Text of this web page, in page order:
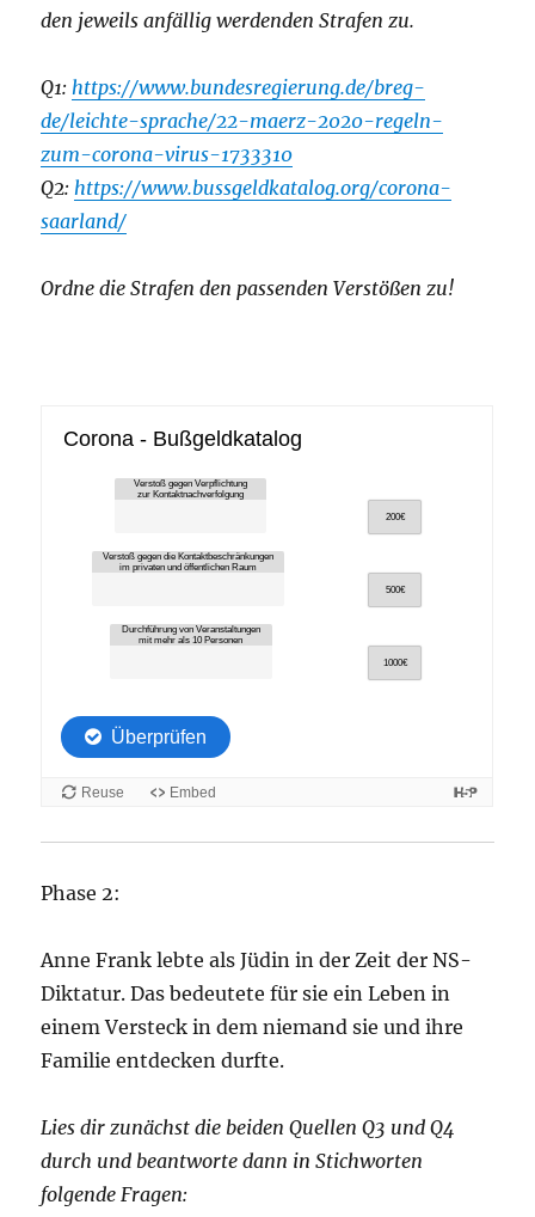
den jeweils anfällig werdenden Strafen zu.
Q1:https://www.bundesregierung.de/breg-
de/leichte-sprache/22-maerz-2020-regeln-
zum-corona-virus-1733310
Q2:https://www.bussgeldkatalog.org/corona-
saarland/
Ordne die Strafen den passenden Verstößen zu!
Phase 2:
Anne Frank lebte als Jüdin in der Zeit der NS-
Diktatur. Das bedeutete für sie ein Leben in
einem Versteck in dem niemand sie und ihre
Familie entdecken durfte.
Lies dir zunächst die beiden Quellen Q3 und Q4
durch und beantworte dann in Stichworten
folgende Fragen: